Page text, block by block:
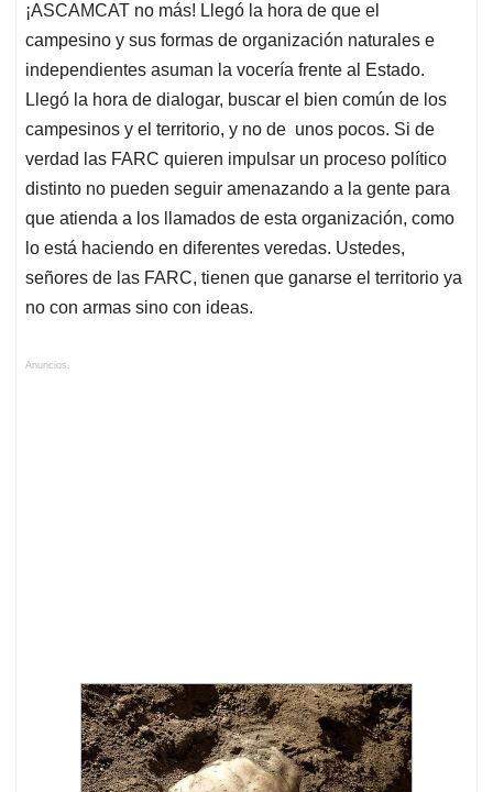
¡ASCAMCAT no más! Llegó la hora de que el
campesino y sus formas de organización naturales e
independientes asuman la vocería frente al Estado.
Llegó la hora de dialogar, buscar el bien común de los
campesinos y el territorio, y no de unos pocos. Si de
verdad las FARC quieren impulsar un proceso político
distinto no pueden seguir amenazando a la gente para
que atienda a los llamados de esta organización, como
lo está haciendo en diferentes veredas. Ustedes,
señores de las FARC, tienen que ganarse el territorio ya
no con armas sino con ideas.
Anuncios.